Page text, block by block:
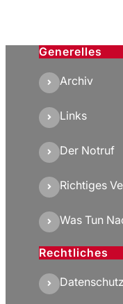
Generelles
Archiv
Links
Der Notruf
Richtiges
Was Tun
Rechtliches
Datenschutz